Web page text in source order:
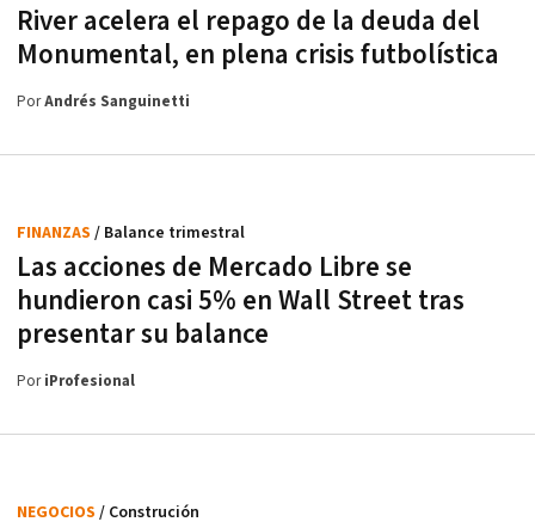
River acelera el repago de la deuda del
Monumental, en plena crisis futbolística
PorAndrés Sanguinetti
Las acciones de Mercado Libre se
hundieron casi 5% en Wall Street tras
presentar su balance
FINANZAS / Balance trimestral
PoriProfesional
NEGOCIOS / Construción